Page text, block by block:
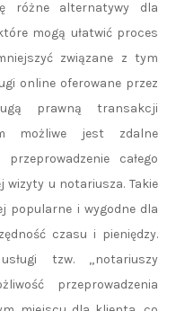
różne alternatywy dla
mogą ułatwić proces
związane z tym
online oferowane przez
prawną transakcji
możliwe jest zdalne
całego
u notariusza. Takie
popularne i wygodne dla
czasu i pieniędzy.
tzw. „notariuszy
przeprowadzenia